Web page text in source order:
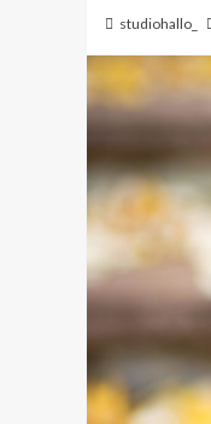
studiohallo_